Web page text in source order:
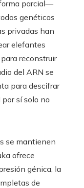
parcial—
genéticos
privadas han
elefantes
reconstruir
del ARN se
para descifrar
sí solo no
se mantienen
ofrece
génica, la
de